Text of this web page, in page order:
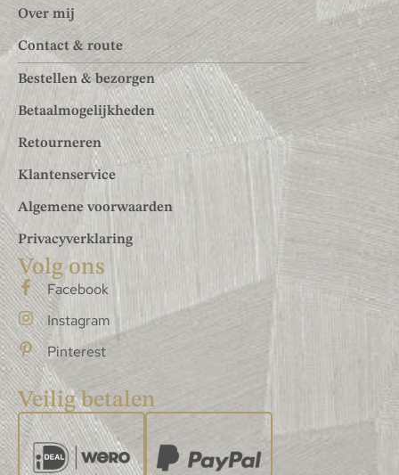
Over mij
Contact & route
Bestellen & bezorgen
Betaalmogelijkheden
Retourneren
Klantenservice
Algemene voorwaarden
Privacyverklaring
Volg ons
Facebook
Instagram
Pinterest
Veilig betalen